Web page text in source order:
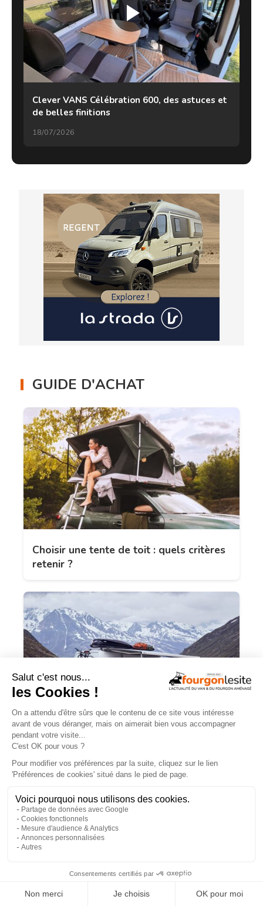
Clever VANS Célébration 600, des astuces et
de belles finitions
18/07/2026
GUIDE D'ACHAT
Choisir une tente de toit : quels critères
retenir ?
Charge utile en vans et fourgons
aménagés : ce qu’il faut savoir